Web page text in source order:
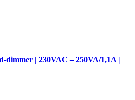
dimmer | 230VAC – 250VA/1,1A |